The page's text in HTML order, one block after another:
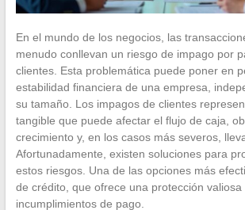
En el mundo de los negocios, las
menudo conllevan un riesgo de impago por
clientes. Esta problemática puede poner en
estabilidad financiera de una empresa,
su tamaño. Los impagos de clientes
tangible que puede afectar el flujo de caja,
crecimiento y, en los casos más severos,
Afortunadamente, existen soluciones para
estos riesgos. Una de las opciones más
de crédito, que ofrece una protección valiosa
incumplimientos de pago.